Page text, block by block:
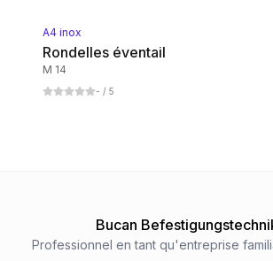
A4 inox
Rondelles éventail
M 14
- / 5
Bucan
Professionnel en tant qu'entreprise